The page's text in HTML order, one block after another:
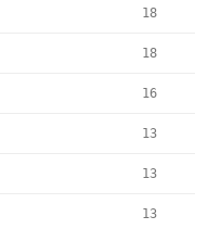
18
18
16
13
13
13